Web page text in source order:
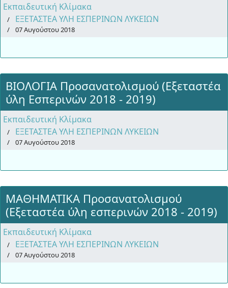
Εκπαιδευτική Κλίμακα
ΕΞΕΤΑΣΤΕΑ ΥΛΗ ΕΣΠΕΡΙΝΩΝ ΛΥΚΕΙΩΝ
07 Αυγούστου 2018
ΒΙΟΛΟΓΙΑ Προσανατολισμού (Εξεταστέα
ύλη Εσπερινών 2018 - 2019)
Εκπαιδευτική Κλίμακα
ΕΞΕΤΑΣΤΕΑ ΥΛΗ ΕΣΠΕΡΙΝΩΝ ΛΥΚΕΙΩΝ
07 Αυγούστου 2018
ΜΑΘΗΜΑΤΙΚΑ Προσανατολισμού
(Εξεταστέα ύλη εσπερινών 2018 - 2019)
Εκπαιδευτική Κλίμακα
ΕΞΕΤΑΣΤΕΑ ΥΛΗ ΕΣΠΕΡΙΝΩΝ ΛΥΚΕΙΩΝ
07 Αυγούστου 2018